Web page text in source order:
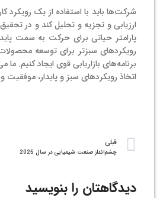
شرکت‌ها باید با استفاده از یک
ارزیابی و تجزیه و تحلیل کند و در
رویکردهای سبزتر برای توسعه
برنامه‌های بازاریابی قوی ایجاد کنیم.
اتخاذ رویکردهای سبز و پایدار،
قبلی
چشم‌انداز صنعت شیمیایی در سال 2025
دیدگاهتان را بنویسید